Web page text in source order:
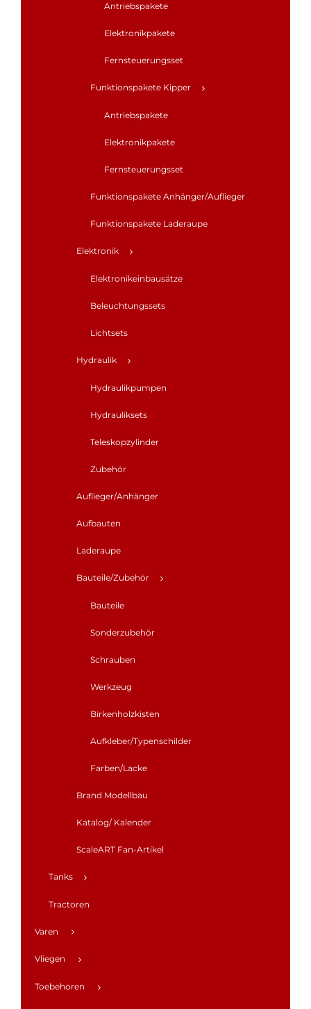
Antriebspakete
Elektronikpakete
Fernsteuerungsset
Funktionspakete Kipper
Antriebspakete
Elektronikpakete
Fernsteuerungsset
Funktionspakete Anhänger/Auflieger
Funktionspakete Laderaupe
Elektronik
Elektronikeinbausätze
Beleuchtungssets
Lichtsets
Hydraulik
Hydraulikpumpen
Hydrauliksets
Teleskopzylinder
Zubehör
Auflieger/Anhänger
Aufbauten
Laderaupe
Bauteile/Zubehör
Bauteile
Sonderzubehör
Schrauben
Werkzeug
Birkenholzkisten
Aufkleber/Typenschilder
Farben/Lacke
Brand Modellbau
Katalog/ Kalender
ScaleART Fan-Artikel
Tanks
Tractoren
Varen
Vliegen
Toebehoren